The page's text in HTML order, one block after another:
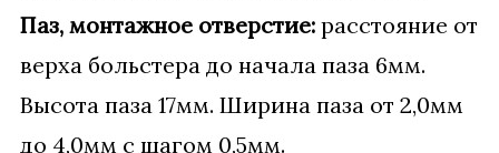
Паз, монтажное отверстие: расстояние от
верха больстера до начала паза 6мм.
Высота паза 17мм. Ширина паза от 2,0мм
до 4,0мм с шагом 0,5мм.